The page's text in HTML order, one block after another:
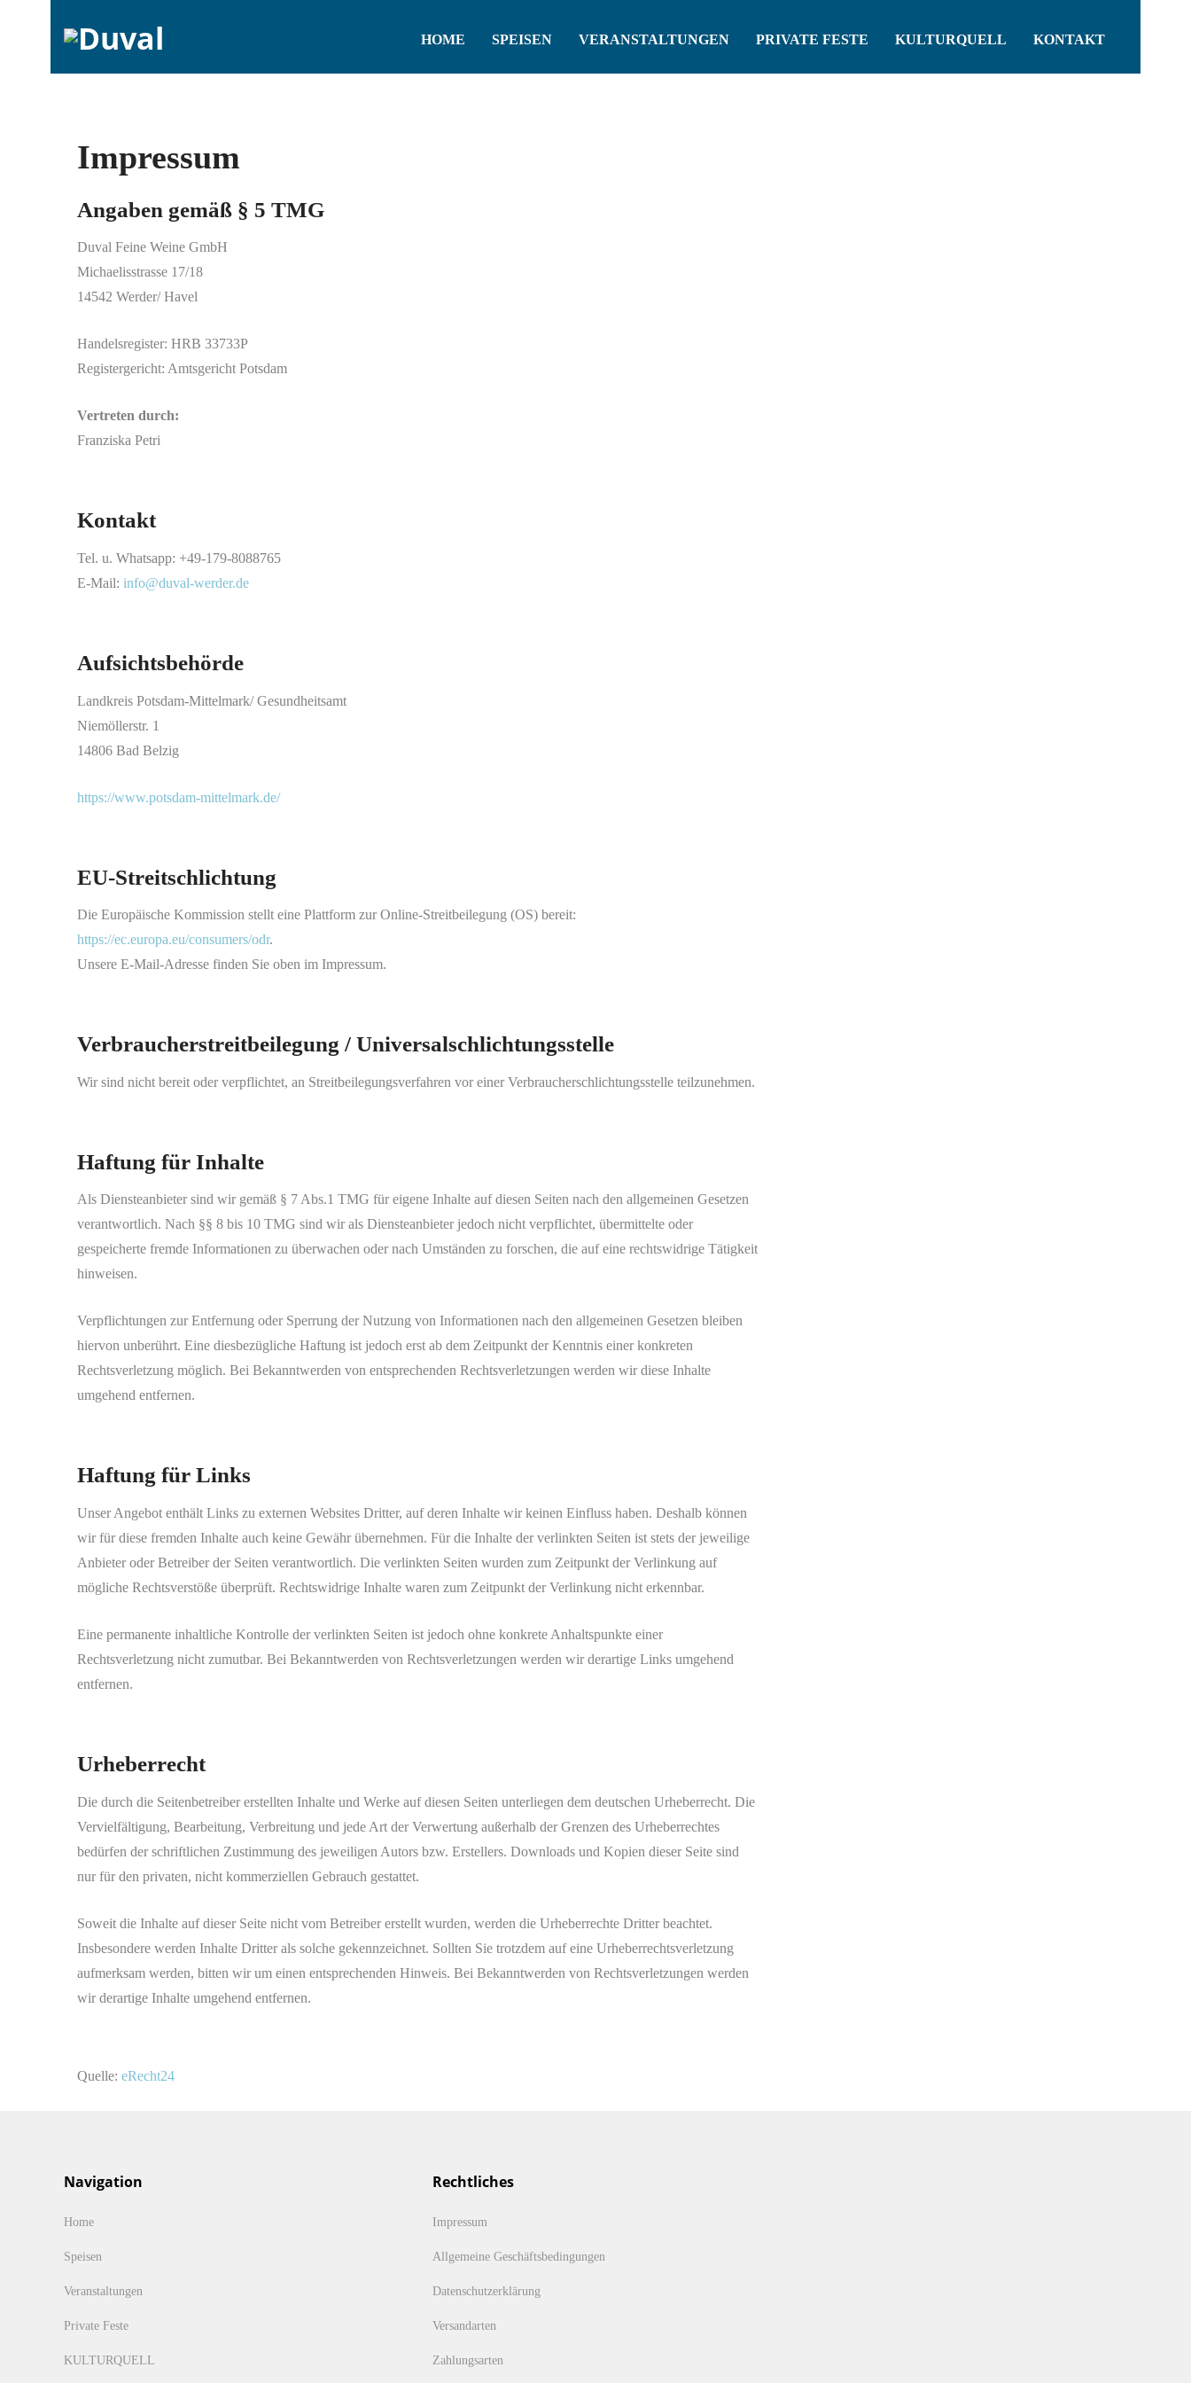
HOME SPEISEN VERANSTALTUNGEN PRIVATE FESTE KULTURQUELL KONTAKT
Impressum
Angaben gemäß § 5 TMG
Duval Feine Weine GmbH
Michaelisstrasse 17/18
14542 Werder/ Havel
Handelsregister: HRB 33733P
Registergericht: Amtsgericht Potsdam
Vertreten durch:
Franziska Petri
Kontakt
Tel. u. Whatsapp: +49-179-8088765
E-Mail: info@duval-werder.de
Aufsichtsbehörde
Landkreis Potsdam-Mittelmark/ Gesundheitsamt
Niemöllerstr. 1
14806 Bad Belzig
https://www.potsdam-mittelmark.de/
EU-Streitschlichtung
Die Europäische Kommission stellt eine Plattform zur Online-Streitbeilegung (OS) bereit:
https://ec.europa.eu/consumers/odr.
Unsere E-Mail-Adresse finden Sie oben im Impressum.
Verbraucherstreitbeilegung / Universalschlichtungsstelle
Wir sind nicht bereit oder verpflichtet, an Streitbeilegungsverfahren vor einer Verbraucherschlichtungsstelle teilzunehmen.
Haftung für Inhalte
Als Diensteanbieter sind wir gemäß § 7 Abs.1 TMG für eigene Inhalte auf diesen Seiten nach den allgemeinen Gesetzen
verantwortlich. Nach §§ 8 bis 10 TMG sind wir als Diensteanbieter jedoch nicht verpflichtet, übermittelte oder
gespeicherte fremde Informationen zu überwachen oder nach Umständen zu forschen, die auf eine rechtswidrige Tätigkeit
hinweisen.
Verpflichtungen zur Entfernung oder Sperrung der Nutzung von Informationen nach den allgemeinen Gesetzen bleiben
hiervon unberührt. Eine diesbezügliche Haftung ist jedoch erst ab dem Zeitpunkt der Kenntnis einer konkreten
Rechtsverletzung möglich. Bei Bekanntwerden von entsprechenden Rechtsverletzungen werden wir diese Inhalte
umgehend entfernen.
Haftung für Links
Unser Angebot enthält Links zu externen Websites Dritter, auf deren Inhalte wir keinen Einfluss haben. Deshalb können
wir für diese fremden Inhalte auch keine Gewähr übernehmen. Für die Inhalte der verlinkten Seiten ist stets der jeweilige
Anbieter oder Betreiber der Seiten verantwortlich. Die verlinkten Seiten wurden zum Zeitpunkt der Verlinkung auf
mögliche Rechtsverstöße überprüft. Rechtswidrige Inhalte waren zum Zeitpunkt der Verlinkung nicht erkennbar.
Eine permanente inhaltliche Kontrolle der verlinkten Seiten ist jedoch ohne konkrete Anhaltspunkte einer
Rechtsverletzung nicht zumutbar. Bei Bekanntwerden von Rechtsverletzungen werden wir derartige Links umgehend
entfernen.
Urheberrecht
Die durch die Seitenbetreiber erstellten Inhalte und Werke auf diesen Seiten unterliegen dem deutschen Urheberrecht. Die
Vervielfältigung, Bearbeitung, Verbreitung und jede Art der Verwertung außerhalb der Grenzen des Urheberrechtes
bedürfen der schriftlichen Zustimmung des jeweiligen Autors bzw. Erstellers. Downloads und Kopien dieser Seite sind
nur für den privaten, nicht kommerziellen Gebrauch gestattet.
Soweit die Inhalte auf dieser Seite nicht vom Betreiber erstellt wurden, werden die Urheberrechte Dritter beachtet.
Insbesondere werden Inhalte Dritter als solche gekennzeichnet. Sollten Sie trotzdem auf eine Urheberrechtsverletzung
aufmerksam werden, bitten wir um einen entsprechenden Hinweis. Bei Bekanntwerden von Rechtsverletzungen werden
wir derartige Inhalte umgehend entfernen.
Quelle: eRecht24
Navigation
Home
Speisen
Veranstaltungen
Private Feste
KULTURQUELL
Rechtliches
Impressum
Allgemeine Geschäftsbedingungen
Datenschutzerklärung
Versandarten
Zahlungsarten